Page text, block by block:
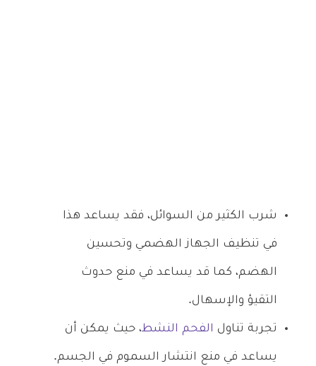
شرب الكثير من السوائل، فقد يساعد هذا
في تنظيف الجهاز الهضمي وتحسين
الهضم، كما قد يساعد في منع حدوث
التقيؤ والإسهال.
تجربة تناول الفحم النشط، حيث يمكن أن
يساعد في منع انتشار السموم في الجسم.